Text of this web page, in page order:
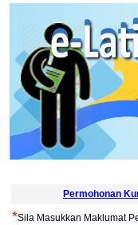
Permohonan
*Sila Masukkan Maklumat